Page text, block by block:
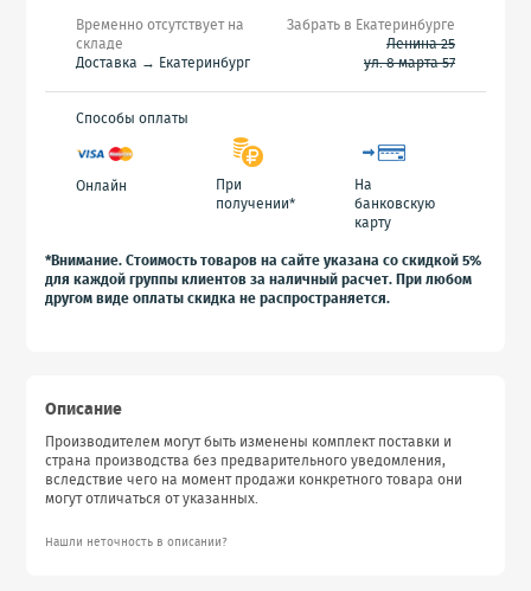
Временно отсутствует на
складе
Доставка → Екатеринбург
Забрать в Екатеринбурге
Ленина 25
ул. 8 марта 57
Способы оплаты
Онлайн
При
получении*
На
банковскую
карту
*Внимание. Стоимость товаров на сайте указана со скидкой 5%
для каждой группы клиентов за наличный расчет. При любом
другом виде оплаты скидка не распространяется.
Описание
Производителем могут быть изменены комплект поставки и
страна производства без предварительного уведомления,
вследствие чего на момент продажи конкретного товара они
могут отличаться от указанных.
Нашли неточность в описании?